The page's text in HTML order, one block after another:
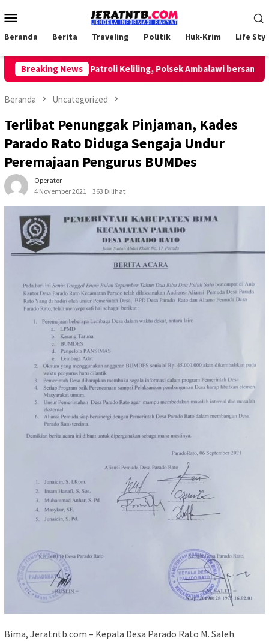
ke
Mobile
Beranda Berita Traveling Politik Huk-Krim Life
Breaking News
Lakukan Patroli Keliling, Polsek Ambalawi bersama TNI
Beranda Uncategorized
Terlibat Penunggak Pinjaman, Kades
Parado Rato Diduga Sengaja Undur
Peremajaan Pengurus BUMDes
Operator
4 November 2021
363 Dilihat
Bima, Jeratntb.com – Kepala Desa Parado Rato M. Saleh